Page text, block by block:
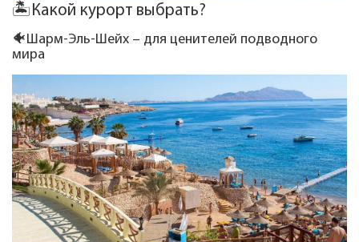
🏝️Какой курорт выбрать?
🐠Шарм-Эль-Шейх – для ценителей подводного
мира